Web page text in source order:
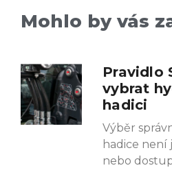
Mohlo by vás
Pravidlo
vybrat
hadici
Výběr
hadice není
nebo